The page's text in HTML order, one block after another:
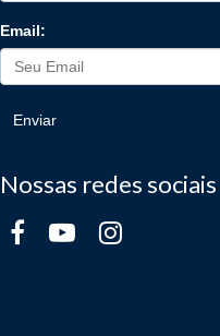
Email:
Enviar
Nossas redes sociais